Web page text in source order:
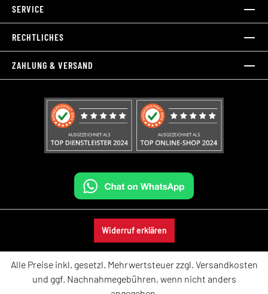
SERVICE
RECHTLICHES
ZAHLUNG & VERSAND
Widerruf erklären
Alle Preise inkl. gesetzl. Mehrwertsteuer zzgl. Versandkosten
und ggf. Nachnahmegebühren, wenn nicht anders